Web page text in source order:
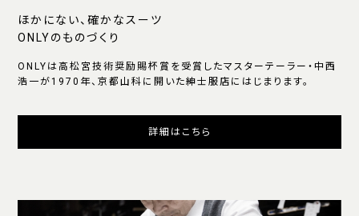
ほかにない、確かなスーツ
ONLYのものづくり
ONLYは高松宮技術奨励賜杯賞を受賞したマスターテーラー・中西
浩一が1970年、京都山科に開いた紳士服店にはじまります。
詳細はこちら